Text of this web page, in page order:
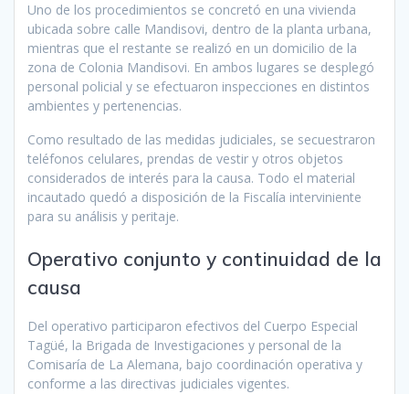
Uno de los procedimientos se concretó en una vivienda
ubicada sobre calle Mandisovi, dentro de la planta urbana,
mientras que el restante se realizó en un domicilio de la
zona de Colonia Mandisovi. En ambos lugares se desplegó
personal policial y se efectuaron inspecciones en distintos
ambientes y pertenencias.
Como resultado de las medidas judiciales, se secuestraron
teléfonos celulares, prendas de vestir y otros objetos
considerados de interés para la causa. Todo el material
incautado quedó a disposición de la Fiscalía interviniente
para su análisis y peritaje.
Operativo conjunto y continuidad de la
causa
Del operativo participaron efectivos del Cuerpo Especial
Tagüé, la Brigada de Investigaciones y personal de la
Comisaría de La Alemana, bajo coordinación operativa y
conforme a las directivas judiciales vigentes.